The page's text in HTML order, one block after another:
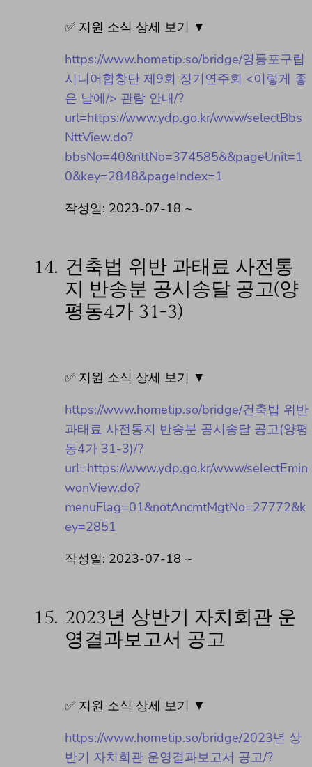
✅ 지원 소식 상세 보기 ▼
https://www.hometip.so/bridge/영등포구립
시니어합창단 제9회 정기연주회 <이렇게 좋
은 날에/> 관람 안내/?
url=https://www.ydp.go.kr/www/selectBbs
NttView.do?
bbsNo=40&nttNo=374585&&pageUnit=1
0&key=2848&pageIndex=1
작성일: 2023-07-18 ~
14. 건축법 위반 과태료 사전통
지 반송분 공시송달 공고(양
평동4가 31-3)
✅ 지원 소식 상세 보기 ▼
https://www.hometip.so/bridge/건축법 위반
과태료 사전통지 반송분 공시송달 공고(양평
동4가 31-3)/?
url=https://www.ydp.go.kr/www/selectEmin
wonView.do?
menuFlag=01&notAncmtMgtNo=27772&k
ey=2851
작성일: 2023-07-18 ~
15. 2023년 상반기 자치회관 운
영결과보고서 공고
✅ 지원 소식 상세 보기 ▼
https://www.hometip.so/bridge/2023년 상
반기 자치회관 운영결과보고서 공고/?